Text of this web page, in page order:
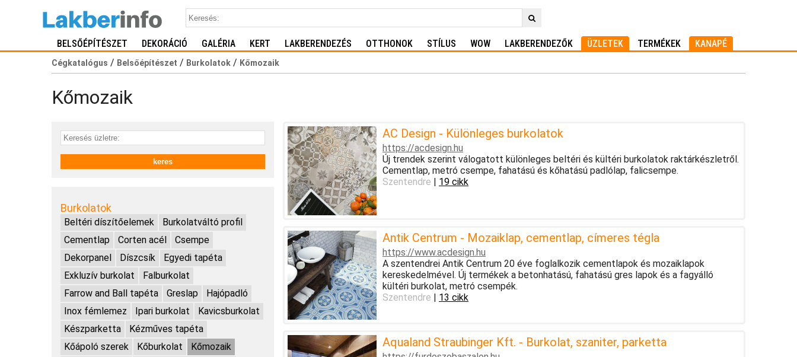
BELSŐÉPÍTÉSZET DEKORÁCIÓ GALÉRIA KERT LAKBERENDEZÉS OTTHONOK STÍLUS WOW LAKBERENDEZŐK ÜZLETEK TERMÉKEK KANAPÉ
Cégkatalógus / Belsőépítészet / Burkolatok / Kőmozaik
Kőmozaik
Burkolatok
Beltéri díszítőelemek
Burkolatváltó profil
Cementlap
Corten acél
Csempe
Dekorpanel
Díszcsík
Egyedi tapéta
Exkluzív burkolat
Falburkolat
Farrow and Ball tapéta
Greslap
Hajópadló
Inox fémlemez
Ipari burkolat
Kavicsburkolat
Készparketta
Kézműves tapéta
Kőápoló szerek
Kőburkolat
Kőmozaik
AC Design - Különleges burkolatok
https://acdesign.hu
Új trendek szerint válogatott különleges beltéri és kültéri burkolatok raktárkészletről.
Cementlap, metró csempe, fahatású és kőhatású padlólap, falicsempe.
Szentendre | 19 cikk
Antik Centrum - Mozaiklap, cementlap, címeres tégla
https://www.acdesign.hu
A szentendrei Antik Centrum 20 éve foglalkozik cementlapok és mozaiklapok
kereskedelmével. Új termékek a betonhatású, fahatású gres lapok és a fagyálló
kültéri burkolat, metró csempék.
Szentendre | 13 cikk
Aqualand Straubinger Kft. - Burkolat, szaniter, parketta